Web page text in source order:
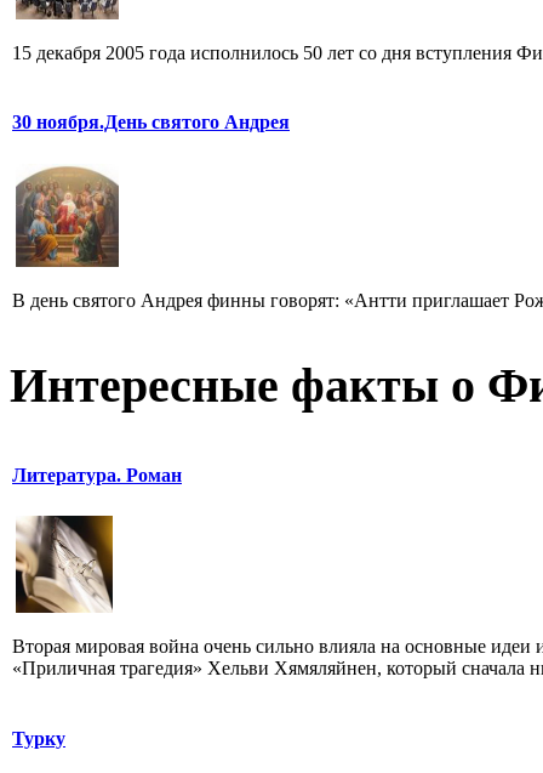
15 декабря 2005 года исполнилось 50 лет со дня
30 ноября.День святого Андрея
В день святого Андрея финны говорят: «Антти приглашает
Интересные факты о
Литература. Роман
Вторая мировая война очень сильно влияла на основные
«Приличная трагедия» Хельви Хямяляйнен, который сначала
Турку